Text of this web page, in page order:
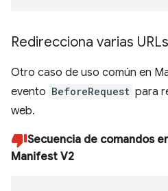
Redirecciona varias URLs
Otro caso de uso común en
evento BeforeRequest para
web.
Secuencia de comandos
Manifest V2